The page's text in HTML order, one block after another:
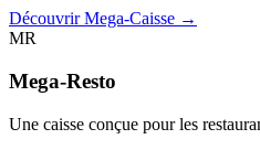
Découvrir Mega-Caisse →
MR
Mega-Resto
Une caisse conçue pour les